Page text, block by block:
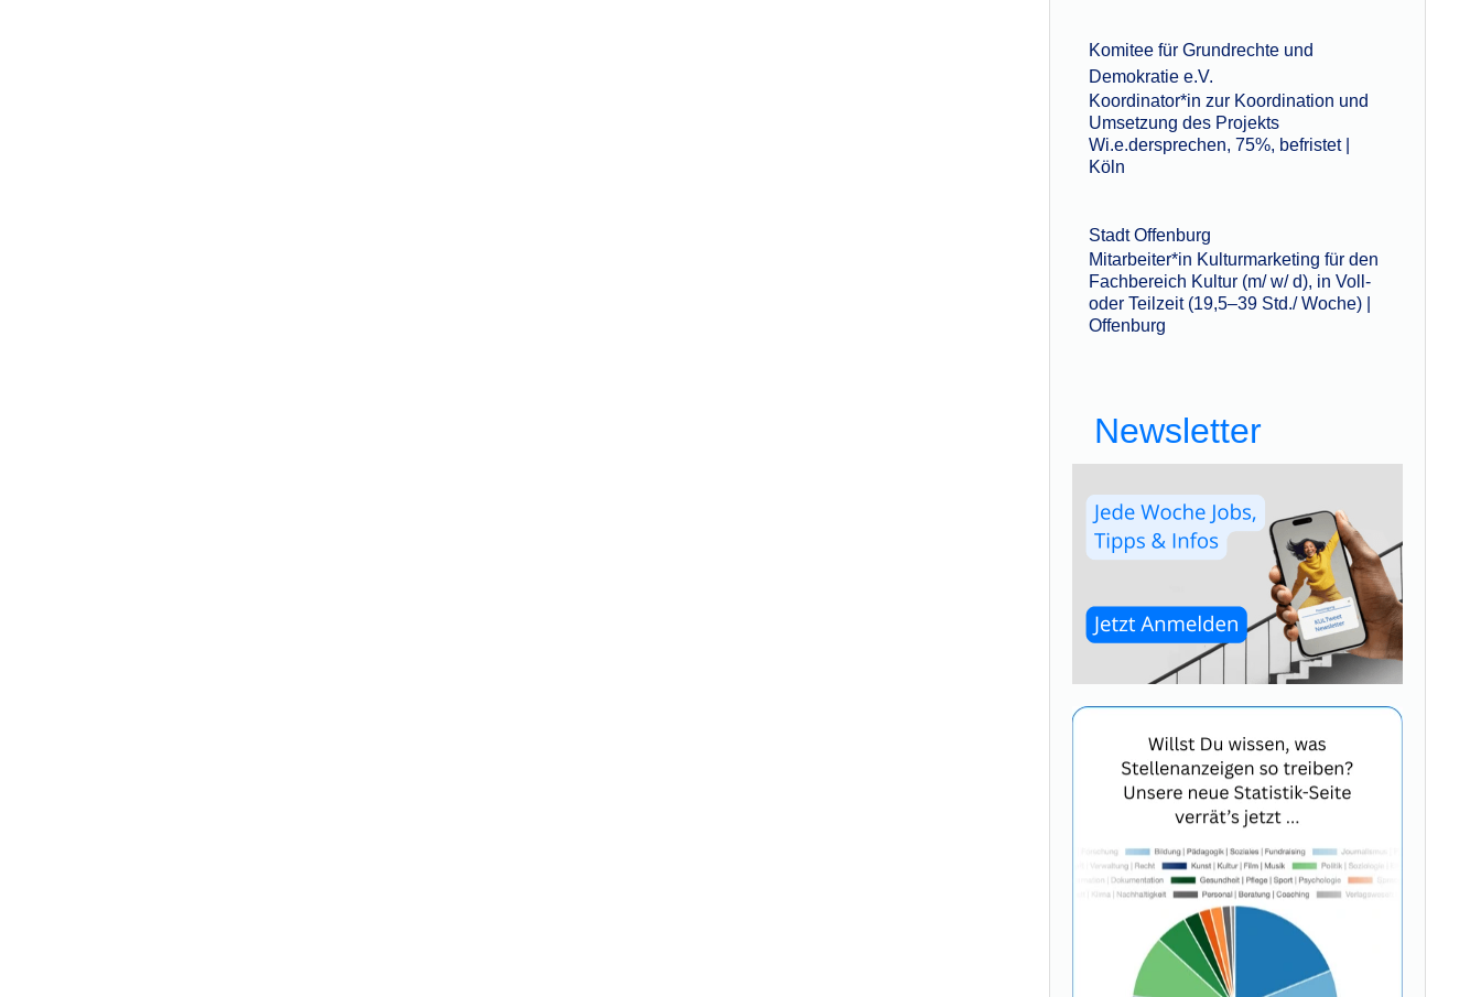
Komitee für Grundrechte und
Demokratie e.V.
Koordinator*in zur Koordination und
Umsetzung des Projekts
Wi.e.dersprechen, 75%, befristet |
Köln
Stadt Offenburg
Mitarbeiter*in Kulturmarketing für den
Fachbereich Kultur (m/ w/ d), in Voll-
oder Teilzeit (19,5–39 Std./ Woche) |
Offenburg
Newsletter